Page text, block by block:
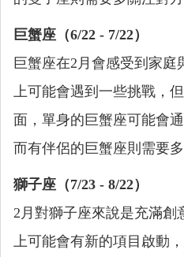
巨蟹座（6/22 - 7/22）
巨蟹座在2月會感受到家
上可能會遇到一些挑戰，
面，單身的巨蟹座可能會
而有伴侶的巨蟹座則需要
獅子座（7/23 - 8/22）
2月對獅子座來說是充滿創
上可能會有新的項目啟動